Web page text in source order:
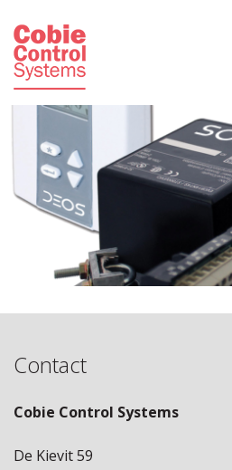
Contact
Cobie Control Systems
De Kievit 59